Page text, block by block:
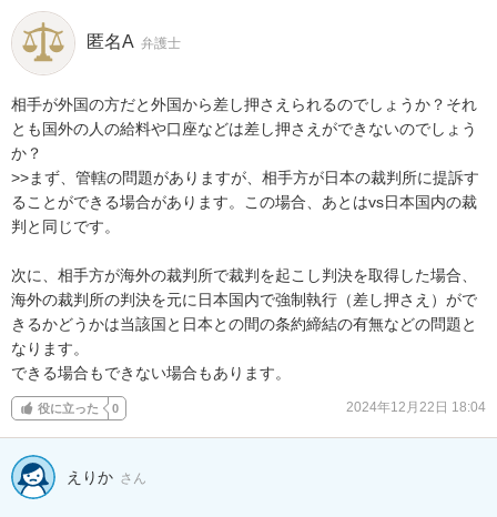
匿名A 弁護士
相手が外国の方だと外国から差し押さえられるのでしょうか？それ
とも国外の人の給料や口座などは差し押さえができないのでしょう
か？
>>まず、管轄の問題がありますが、相手方が日本の裁判所に提訴す
ることができる場合があります。この場合、あとはvs日本国内の裁
判と同じです。
次に、相手方が海外の裁判所で裁判を起こし判決を取得した場合、
海外の裁判所の判決を元に日本国内で強制執行（差し押さえ）がで
きるかどうかは当該国と日本との間の条約締結の有無などの問題と
なります。
できる場合もできない場合もあります。
役に立った 0 2024年12月22日 18:04
えりか さん